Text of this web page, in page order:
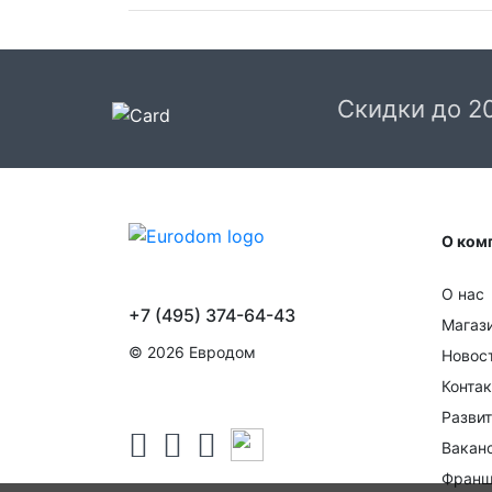
Доставка в Москве и области
При заказе в пункт выдачи СДЭК доставка
Доставка в пункт выдачи осуществляется
только предоплаченных заказов.
Срок доставки от 1 до 2 дней.
Доставка крупногабаритных товаров и
с большим количеством товара
в течении 1-3 дней после оформления
После отгрузки заказа с вами свяжется
Скидки до
О
О нас
+7 (495) 374-64-43
© 2026 Евродом